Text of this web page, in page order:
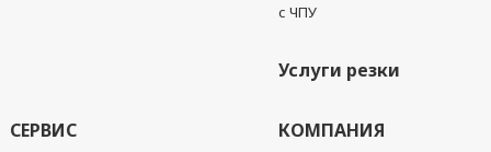
с ЧПУ
Услуги резки
СЕРВИС КОМПАНИЯ